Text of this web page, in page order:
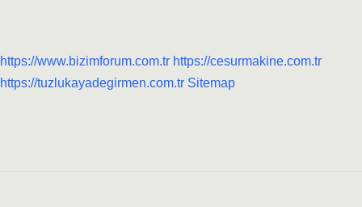
https://www.bizimforum.com.tr https://cesurmakine.com.tr
https://tuzlukayadegirmen.com.tr Sitemap